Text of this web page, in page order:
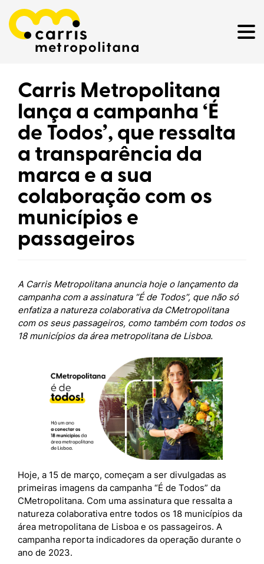
Carris Metropolitana
lança a campanha ‘É
de Todos’, que ressalta
a transparência da
marca e a sua
colaboração com os
municípios e
passageiros
A Carris Metropolitana anuncia hoje o lançamento da
campanha com a assinatura “É de Todos”, que não só
enfatiza a natureza colaborativa da CMetropolitana
com os seus passageiros, como também com todos os
18 municípios da área metropolitana de Lisboa.
Hoje, a 15 de março, começam a ser divulgadas as
primeiras imagens da campanha “É de Todos” da
CMetropolitana. Com uma assinatura que ressalta a
natureza colaborativa entre todos os 18 municípios da
área metropolitana de Lisboa e os passageiros. A
campanha reporta indicadores da operação durante o
ano de 2023.